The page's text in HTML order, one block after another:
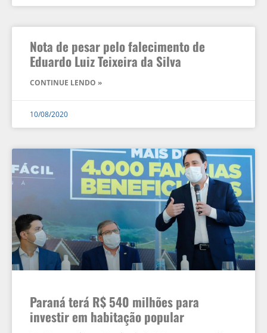
Nota de pesar pelo falecimento de
Eduardo Luiz Teixeira da Silva
CONTINUE LENDO »
10/08/2020
Paraná terá R$ 540 milhões para
investir em habitação popular